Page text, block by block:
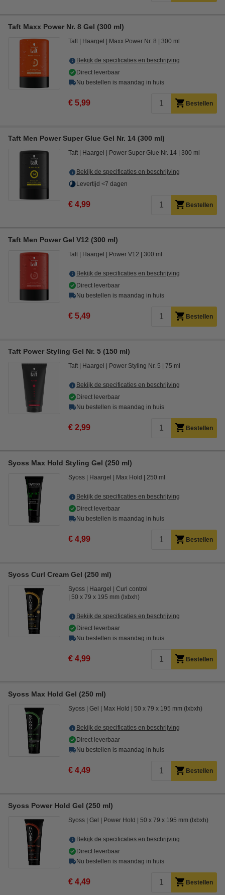
Taft Maxx Power Nr. 8 Gel (300 ml)
Taft Haargel Maxx Power Nr. 8 300 ml
Bekijk de specificaties en beschrijving
Direct leverbaar
Nu bestellen is maandag in huis
€ 5,99 Bestellen
Taft Men Power Super Glue Gel Nr. 14 (300 ml)
Taft Haargel Power Super Glue Nr. 14 300 ml
Bekijk de specificaties en beschrijving
Levertijd <7 dagen
€ 4,99 Bestellen
Taft Men Power Gel V12 (300 ml)
Taft Haargel Power V12 300 ml
Bekijk de specificaties en beschrijving
Direct leverbaar
Nu bestellen is maandag in huis
€ 5,49 Bestellen
Taft Power Styling Gel Nr. 5 (150 ml)
Taft Haargel Power Styling Nr. 5 75 ml
Bekijk de specificaties en beschrijving
Direct leverbaar
Nu bestellen is maandag in huis
€ 2,99 Bestellen
Syoss Max Hold Styling Gel (250 ml)
Syoss Haargel Max Hold 250 ml
Bekijk de specificaties en beschrijving
Direct leverbaar
Nu bestellen is maandag in huis
€ 4,99 Bestellen
Syoss Curl Cream Gel (250 ml)
Syoss Haargel
Curl control
50 x 79 x 195 mm (lxbxh)
Bekijk de specificaties en beschrijving
Direct leverbaar
Nu bestellen is maandag in huis
€ 4,99 Bestellen
Syoss Max Hold Gel (250 ml)
Syoss Gel Max Hold 50 x 79 x 195 mm (lxbxh)
Bekijk de specificaties en beschrijving
Direct leverbaar
Nu bestellen is maandag in huis
€ 4,49 Bestellen
Syoss Power Hold Gel (250 ml)
Syoss Gel Power Hold 50 x 79 x 195 mm (lxbxh)
Bekijk de specificaties en beschrijving
Direct leverbaar
Nu bestellen is maandag in huis
€ 4,49 Bestellen